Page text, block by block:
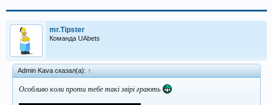
mr.Tipster
Команда UAbets
Admin Kava сказал(а): ↑
Особливо коли проти тебе такі звірі грають